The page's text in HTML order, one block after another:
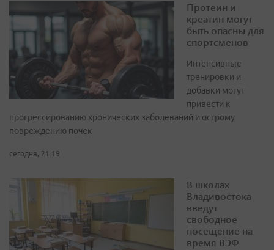
Протеин и
креатин могут
быть опасны для
спортсменов
Интенсивные
тренировки и
добавки могут
привести к
прогрессированию хронических заболеваний и острому
повреждению почек
сегодня, 21:19
В школах
Владивостока
введут
свободное
посещение на
время ВЭФ